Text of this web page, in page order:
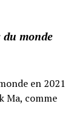
du monde
en 2021
Ma, comme